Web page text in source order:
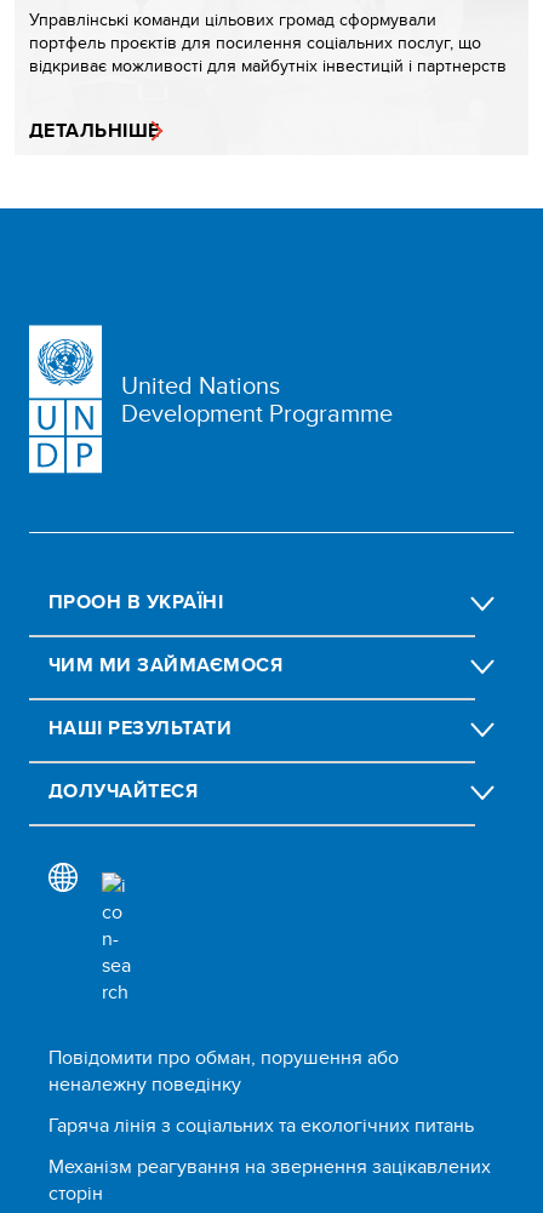
Управлінські команди цільових громад сформували
портфель проєктів для посилення соціальних послуг, що
відкриває можливості для майбутніх інвестицій і партнерств
ДЕТАЛЬНІШЕ
United Nations
Development Programme
ПРООН В УКРАЇНІ
ЧИМ МИ ЗАЙМАЄМОСЯ
НАШІ РЕЗУЛЬТАТИ
ДОЛУЧАЙТЕСЯ
Повідомити про обман, порушення або
неналежну поведінку
Гаряча лінія з соціальних та екологічних питань
Механізм реагування на звернення зацікавлених
сторін